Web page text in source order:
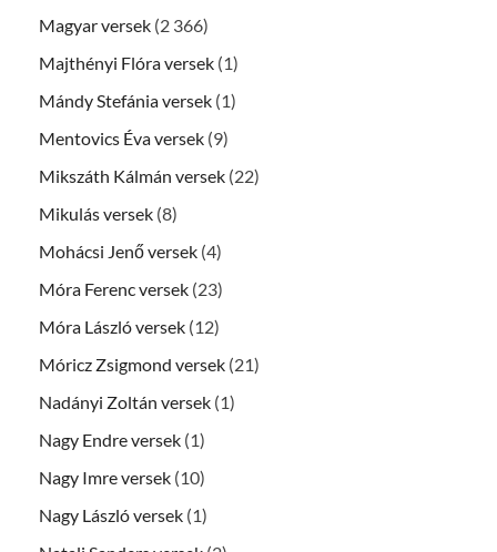
Magyar versek (2 366)
Majthényi Flóra versek (1)
Mándy Stefánia versek (1)
Mentovics Éva versek (9)
Mikszáth Kálmán versek (22)
Mikulás versek (8)
Mohácsi Jenő versek (4)
Móra Ferenc versek (23)
Móra László versek (12)
Móricz Zsigmond versek (21)
Nadányi Zoltán versek (1)
Nagy Endre versek (1)
Nagy Imre versek (10)
Nagy László versek (1)